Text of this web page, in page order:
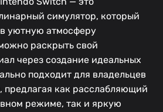
симулятор, который
уютную атмосферу
раскрыть свой
через создание идеальных
подходит для владельцев
предлагая как расслабляющий
режиме, так и яркую